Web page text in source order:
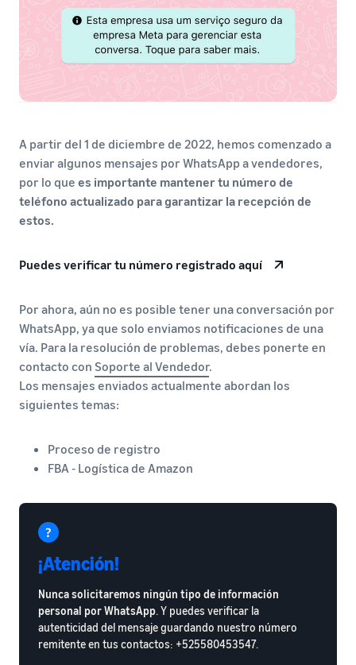
A partir del 1 de diciembre de 2022, hemos comenzado a
enviar algunos mensajes por WhatsApp a vendedores,
por lo que es importante mantener tu número de
teléfono actualizado para garantizar la recepción de
estos.
Puedes verificar tu número registrado aquí
Por ahora, aún no es posible tener una conversación por
WhatsApp, ya que solo enviamos notificaciones de una
vía. Para la resolución de problemas, debes ponerte en
contacto con Soporte al Vendedor.
Los mensajes enviados actualmente abordan los
siguientes temas:
Proceso de registro
FBA - Logística de Amazon
¡Atención!
Nunca solicitaremos ningún tipo de información
personal por WhatsApp. Y puedes verificar la
autenticidad del mensaje guardando nuestro número
remitente en tus contactos: +525580453547.